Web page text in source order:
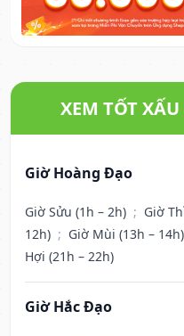
XEM TỐT
Giờ Hoàng Đạo
Giờ Sửu (1h – 2h) ; Giờ
12h) ; Giờ Mùi (13h – 14h)
Hợi (21h – 22h)
Giờ Hắc Đạo